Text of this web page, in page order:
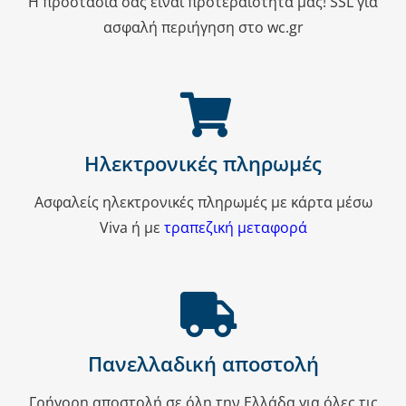
ασφαλή περιήγηση στο wc.gr
Ηλεκτρονικές πληρωμές
Ασφαλείς ηλεκτρονικές πληρωμές με κάρτα μέσω
Viva ή με τραπεζική μεταφορά
Πανελλαδική αποστολή